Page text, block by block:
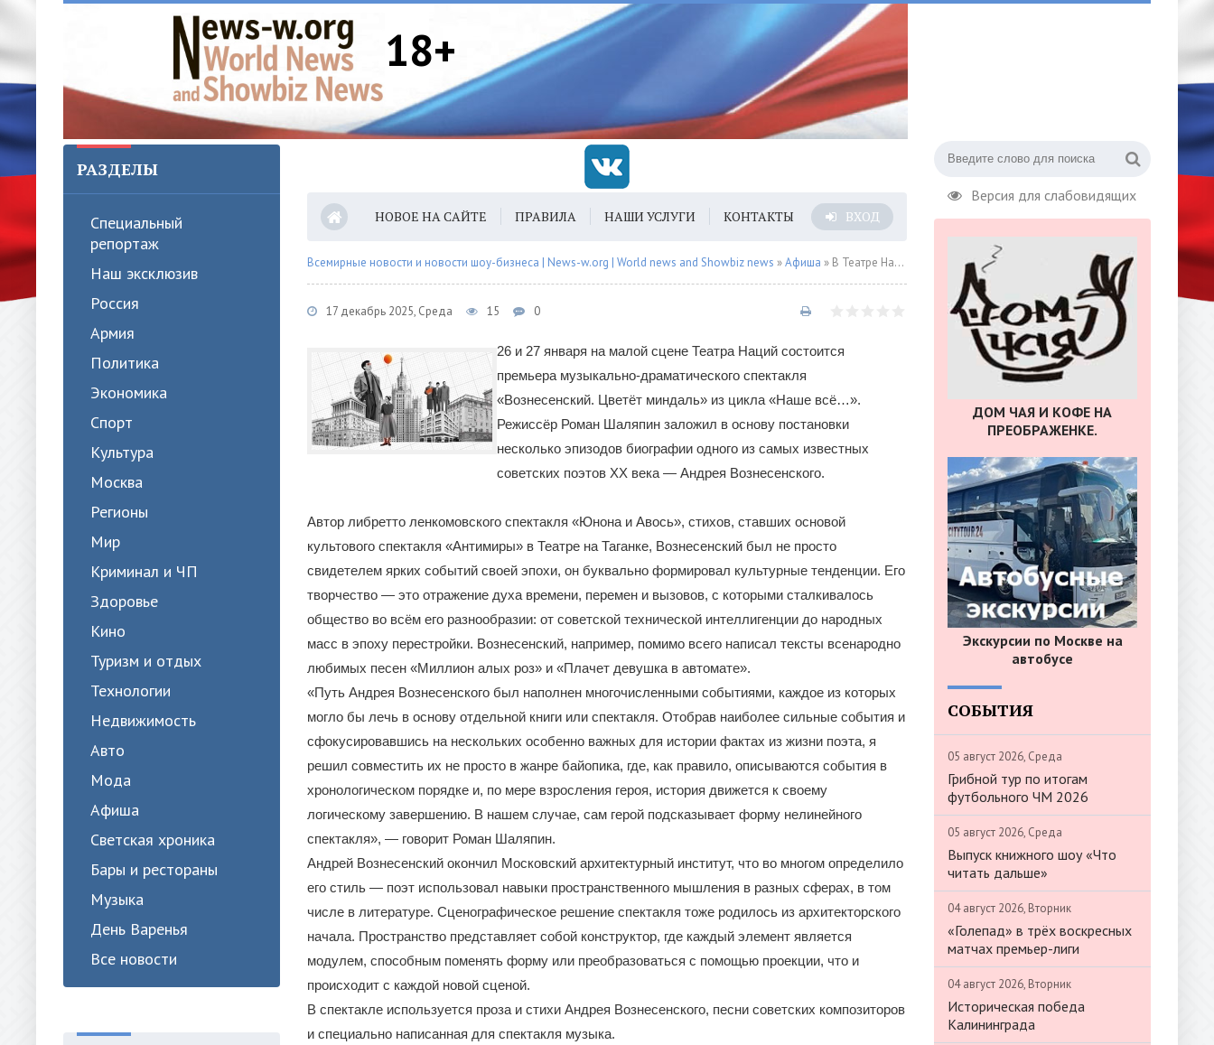
18+
Версия для слабовидящих
РАЗДЕЛЫ
Специальный
репортаж
Наш эксклюзив
Россия
Армия
Политика
Экономика
Спорт
Культура
Москва
Регионы
Мир
Криминал и ЧП
Здоровье
Кино
Туризм и отдых
Технологии
Недвижимость
Авто
Мода
Афиша
Светская хроника
Бары и рестораны
Музыка
День Варенья
Все новости
НОВОЕ НА САЙТЕ ПРАВИЛА НАШИ УСЛУГИ КОНТАКТЫ ВХОД
Всемирные новости и новости шоу-бизнеса | News-w.org | World news and Showbiz news »Афиша » В Театре Наций появится спектакль об Андрее Вознесенском
17 декабрь 2025, Среда 15 0
26 и 27 января на малой сцене Театра Наций состоится
премьера музыкально-драматического спектакля
«Вознесенский. Цветёт миндаль» из цикла «Наше всё…».
Режиссёр Роман Шаляпин заложил в основу постановки
несколько эпизодов биографии одного из самых известных
советских поэтов XX века — Андрея Вознесенского.
Автор либретто ленкомовского спектакля «Юнона и Авось», стихов, ставших основой
культового спектакля «Антимиры» в Театре на Таганке, Вознесенский был не просто
свидетелем ярких событий своей эпохи, он буквально формировал культурные тенденции. Его
творчество — это отражение духа времени, перемен и вызовов, с которыми сталкивалось
общество во всём его разнообразии: от советской технической интеллигенции до народных
масс в эпоху перестройки. Вознесенский, например, помимо всего написал тексты всенародно
любимых песен «Миллион алых роз» и «Плачет девушка в автомате».
«Путь Андрея Вознесенского был наполнен многочисленными событиями, каждое из которых
могло бы лечь в основу отдельной книги или спектакля. Отобрав наиболее сильные события и
сфокусировавшись на нескольких особенно важных для истории фактах из жизни поэта, я
решил совместить их не просто в жанре байопика, где, как правило, описываются события в
хронологическом порядке и, по мере взросления героя, история движется к своему
логическому завершению. В нашем случае, сам герой подсказывает форму нелинейного
спектакля», — говорит Роман Шаляпин.
Андрей Вознесенский окончил Московский архитектурный институт, что во многом определило
его стиль — поэт использовал навыки пространственного мышления в разных сферах, в том
числе в литературе. Сценографическое решение спектакля тоже родилось из архитекторского
начала. Пространство представляет собой конструктор, где каждый элемент является
модулем, способным поменять форму или преобразоваться с помощью проекции, что и
происходит с каждой новой сценой.
В спектакле используется проза и стихи Андрея Вознесенского, песни советских композиторов
и специально написанная для спектакля музыка.
ДОМ ЧАЯ И КОФЕ НА
ПРЕОБРАЖЕНКЕ.
Экскурсии по Москве на
автобусе
СОБЫТИЯ
05 август 2026, Среда
Грибной тур по итогам
футбольного ЧМ 2026
05 август 2026, Среда
Выпуск книжного шоу «Что
читать дальше»
04 август 2026, Вторник
«Голепад» в трёх воскресных
матчах премьер-лиги
04 август 2026, Вторник
Историческая победа
Калининграда